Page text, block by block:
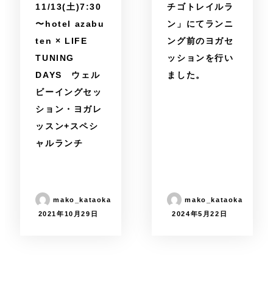
11/13(土)7:30
〜hotel azabu
ten × LIFE
TUNING
DAYS ウェル
ビーイングセッ
ション・ヨガレ
ッスン+スペシ
ャルランチ
mako_kataoka
2021年10月29日
チゴトレイルラ
ン」にてランニ
ング前のヨガセ
ッションを行い
ました。
mako_kataoka
2024年5月22日